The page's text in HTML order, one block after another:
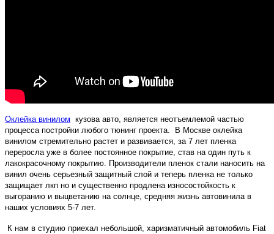
Оклейка винилом кузова авто, является неотъемлемой частью
процесса постройки любого тюнинг проекта. В Москве оклейка
винилом стремительно растет и развивается, за 7 лет пленка
переросла уже в более постоянное покрытие, став на один путь к
лакокрасочному покрытию. Производители пленок стали наносить на
винил очень серьезный защитный слой и теперь пленка не только
защищает лкп но и существенно продлена износостойкость к
выгоранию и выцветанию на солнце, средняя жизнь автовинила в
наших условиях 5-7 лет.
К нам в студию приехал небольшой, харизматичный автомобиль Fiat